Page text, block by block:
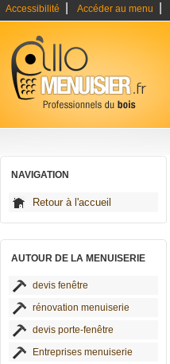
Accessibilité Accéder au menu
NAVIGATION
Retour à l'accueil
AUTOUR DE LA MENUISERIE
devis fenêtre
rénovation menuiserie
devis porte-fenêtre
Entreprises menuiserie